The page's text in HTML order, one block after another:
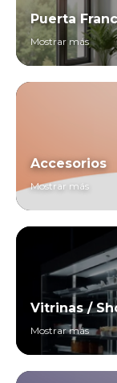
Puerta
Mostrar más
Accesorios
Mostrar más
Vitrinas /
Mostrar más